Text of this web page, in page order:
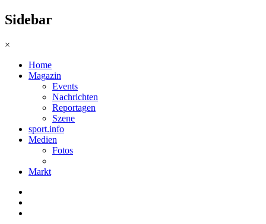
Sidebar
×
Home
Magazin
Events
Nachrichten
Reportagen
Szene
sport.info
Medien
Fotos
Markt